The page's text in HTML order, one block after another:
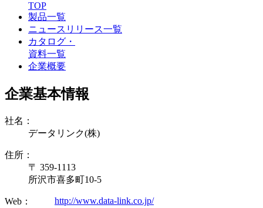
TOP
製品一覧
ニュースリリース一覧
カタログ・
資料一覧
企業概要
企業基本情報
社名：
データリンク(株)
住所：
〒 359-1113
所沢市喜多町10-5
Web： http://www.data-link.co.jp/